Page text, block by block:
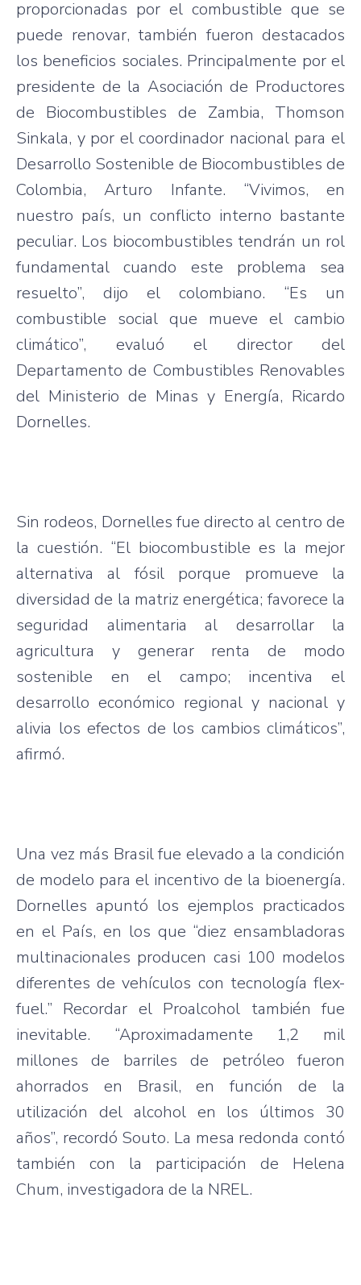
proporcionadas por el combustible que se
puede renovar, también fueron destacados
los beneficios sociales. Principalmente por el
presidente de la Asociación de Productores
de Biocombustibles de Zambia, Thomson
Sinkala, y por el coordinador nacional para el
Desarrollo Sostenible de Biocombustibles de
Colombia, Arturo Infante. “Vivimos, en
nuestro país, un conflicto interno bastante
peculiar. Los biocombustibles tendrán un rol
fundamental cuando este problema sea
resuelto”, dijo el colombiano. “Es un
combustible social que mueve el cambio
climático”, evaluó el director del
Departamento de Combustibles Renovables
del Ministerio de Minas y Energía, Ricardo
Dornelles.
Sin rodeos, Dornelles fue directo al centro de
la cuestión. “El biocombustible es la mejor
alternativa al fósil porque promueve la
diversidad de la matriz energética; favorece la
seguridad alimentaria al desarrollar la
agricultura y generar renta de modo
sostenible en el campo; incentiva el
desarrollo económico regional y nacional y
alivia los efectos de los cambios climáticos”,
afirmó.
Una vez más Brasil fue elevado a la condición
de modelo para el incentivo de la bioenergía.
Dornelles apuntó los ejemplos practicados
en el País, en los que “diez ensambladoras
multinacionales producen casi 100 modelos
diferentes de vehículos con tecnología flex-
fuel.” Recordar el Proalcohol también fue
inevitable. “Aproximadamente 1,2 mil
millones de barriles de petróleo fueron
ahorrados en Brasil, en función de la
utilización del alcohol en los últimos 30
años”, recordó Souto. La mesa redonda contó
también con la participación de Helena
Chum, investigadora de la NREL.